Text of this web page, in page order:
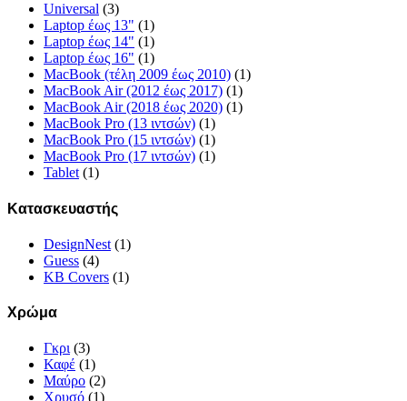
Universal (3)
Laptop έως 13" (1)
Laptop έως 14" (1)
Laptop έως 16" (1)
MacBook (τέλη 2009 έως 2010) (1)
MacBook Air (2012 έως 2017) (1)
MacBook Air (2018 έως 2020) (1)
MacBook Pro (13 ιντσών) (1)
MacBook Pro (15 ιντσών) (1)
MacBook Pro (17 ιντσών) (1)
Tablet (1)
Κατασκευαστής
DesignNest (1)
Guess (4)
KB Covers (1)
Χρώμα
Γκρι (3)
Καφέ (1)
Μαύρο (2)
Χρυσό (1)